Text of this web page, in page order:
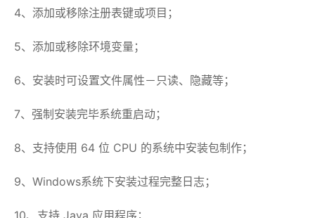
4、添加或移除注册表键或项目；
5、添加或移除环境变量；
6、安装时可设置文件属性－只读、隐藏等；
7、强制安装完毕系统重启动；
8、支持使用 64 位 CPU 的系统中安装包制作；
9、Windows系统下安装过程完整日志；
10、支持 Java 应用程序；